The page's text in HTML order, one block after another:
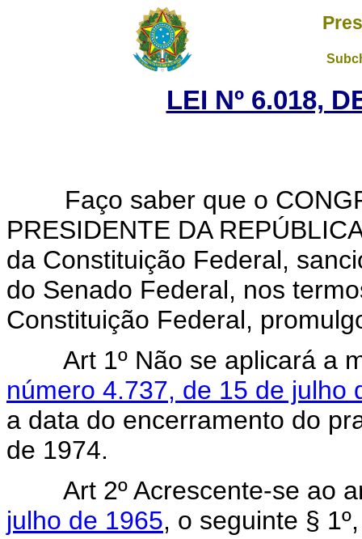
LEI Nº 6.018,
Faço saber que o
PRESIDENTE DA
da Constituição Federal,
do Senado Federal, nos
Constituição Federal,
Art 1º Não se aplicará a
número 4.737, de 15 de julho
a data do encerramento do
de 1974.
Art 2º Acrescente-se ao
julho de 1965, o seguinte §